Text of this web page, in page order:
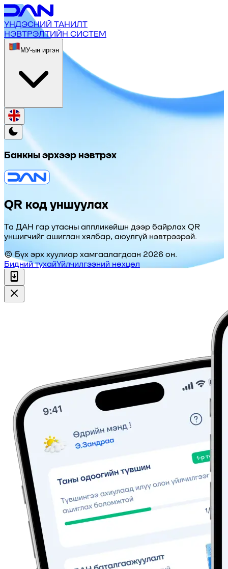
ҮНДЭСНИЙ ТАНИЛТ
НЭВТРЭЛТИЙН СИСТЕМ
МУ-ын иргэн
Банкны эрхээр нэвтрэх
QR код уншуулах
Та ДАН гар утасны аппликейшн дээр байрлах QR
уншигчийг ашиглан хялбар, аюулгүй нэвтрээрэй.
© Бүх эрх хуулиар хамгаалагдсан 2026 он.
Бидний тухайҮйлчилгээний нөхцөл